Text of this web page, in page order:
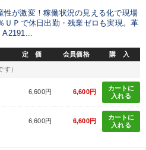
性が激変！稼働状況の見える化で現場
ＵＰで休日出勤・残業ゼロも実現。革
A2191...
定 価 会員価格 購 入
す）
6,600円 6,600円
カートに
入れる
6,600円 6,600円
カートに
入れる